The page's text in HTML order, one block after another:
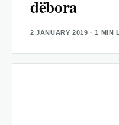
dëbora
2 JANUARY 2019 · 1 MIN